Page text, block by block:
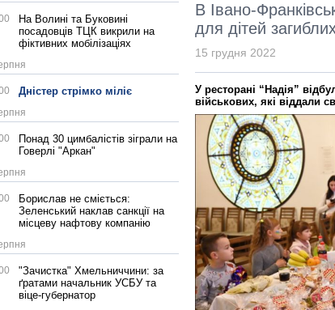
На Волині та Буковині
посадовців ТЦК викрили на
фіктивних мобілізаціях
Дністер стрімко міліє
Понад 30 цимбалістів зіграли на
Говерлі "Аркан"
Борислав не сміється:
Зеленський наклав санкції на
місцеву нафтову компанію
"Зачистка" Хмельниччини: за
ґратами начальник УСБУ та
віце-губернатор
В Івано-
для дітей
15 грудня 2022
У ресторані “Надія”
військових, які віддали